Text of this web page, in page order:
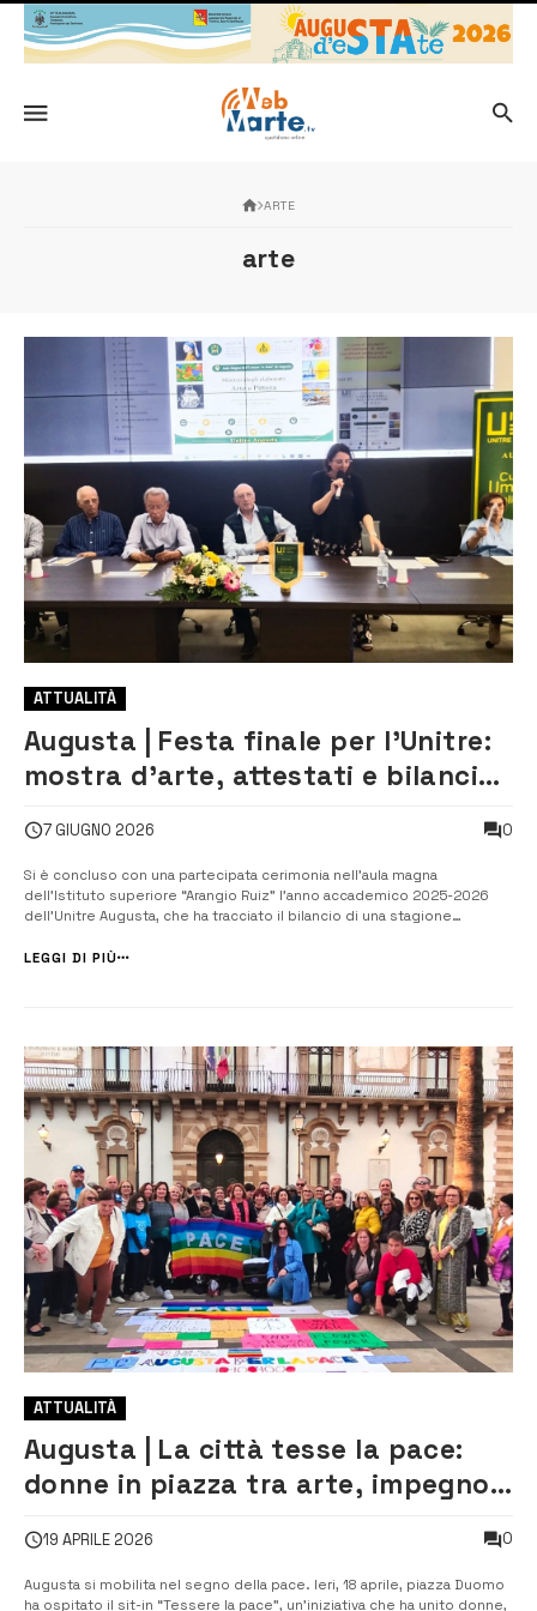
ARTE
arte
ATTUALITÀ
Augusta | Festa finale per l’Unitre:
mostra d’arte, attestati e bilancio
attività
7 GIUGNO 2026 0
Si è concluso con una partecipata cerimonia nell’aula magna
dell’Istituto superiore “Arangio Ruiz” l’anno accademico 2025-2026
dell’Unitre Augusta, che ha tracciato il bilancio di una stagione
laboratoriali e un forte coinvolgimento della comunità associa...
LEGGI DI PIÙ
ATTUALITÀ
Augusta | La città tesse la pace:
donne in piazza tra arte, impegno
19 APRILE 2026 0
Augusta si mobilita nel segno della pace. Ieri, 18 aprile, piazza Duomo
ha ospitato il sit-in “Tessere la pace”, un’iniziativa che ha unito donne,